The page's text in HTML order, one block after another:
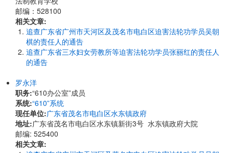
邮编：528100
相关文章:
追查广东省广州市天河区及茂名市电白区迫害法轮功学员吴朝
棋的责任人的通告
追查广东省三水妇女劳教所等迫害法轮功学员张丽红的责任人
的通告
罗永洋
职务:“610办公室”成员
系统:“610”系统
现任单位:广东省茂名市电白区水东镇政府
地址:广东省茂名市电白区水东镇新街3号 水东镇政府大院
邮编: 525400
相关文章: